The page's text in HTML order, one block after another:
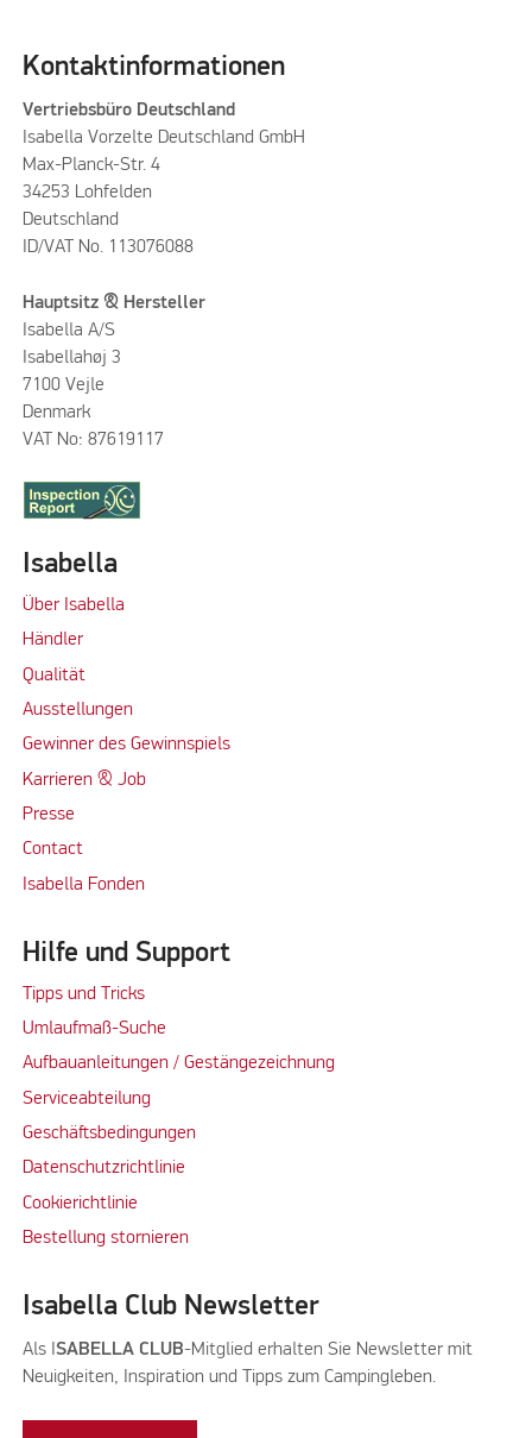
Kontaktinformationen
Vertriebsbüro Deutschland
Isabella Vorzelte Deutschland GmbH
Max-Planck-Str. 4
34253 Lohfelden
Deutschland
ID/VAT No. 113076088
Hauptsitz & Hersteller
Isabella A/S
Isabellahøj 3
7100 Vejle
Denmark
VAT No: 87619117
Isabella
Über Isabella
Händler
Qualität
Ausstellungen
Gewinner des Gewinnspiels
Karrieren & Job
Presse
Contact
Isabella Fonden
Hilfe und Support
Tipps und Tricks
Umlaufmaß-Suche
Aufbauanleitungen / Gestängezeichnung
Serviceabteilung
Geschäftsbedingungen
Datenschutzrichtlinie
Cookierichtlinie
Bestellung stornieren
Isabella Club Newsletter
Als ISABELLA CLUB-Mitglied erhalten Sie Newsletter mit
Neuigkeiten, Inspiration und Tipps zum Campingleben.